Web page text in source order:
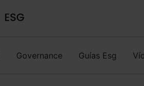
Governance Guías Esg